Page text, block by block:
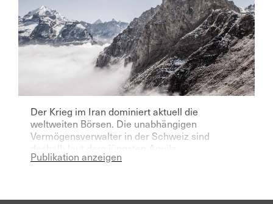
Der Krieg im Iran dominiert aktuell die
weltweiten Börsen. Die unabhängigen
Vermögensverwalter in der Schweiz sind
deshalb laut dem jüngsten Aquila
Vermögensverwalter Index für das laufende
Publikation anzeigen